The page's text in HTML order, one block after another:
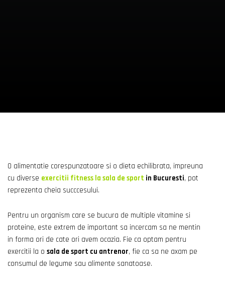
O alimentatie corespunzatoare si o dieta echilibrata, impreuna
cu diverse exercitii fitness la sala de sport in Bucuresti, pot
reprezenta cheia succcesului.
Pentru un organism care se bucura de multiple vitamine si
proteine, este extrem de important sa incercam sa ne mentin
in forma ori de cate ori avem ocazia. Fie ca optam pentru
exercitii la o sala de sport cu antrenor, fie ca sa ne axam pe
consumul de legume sau alimente sanatoase.